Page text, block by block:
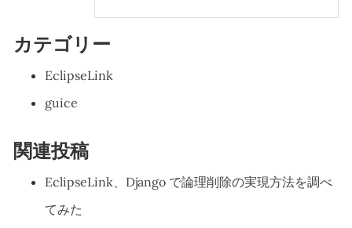
カテゴリー
EclipseLink
guice
関連投稿
EclipseLink、Django で論理削除の実現方法を調べ
てみた